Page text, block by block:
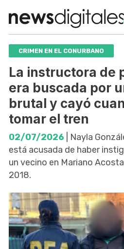
CRIMEN EN EL CONURBANO
La instructora de
era buscada por
brutal y cayó
tomar el tren
02/07/2026 | Nayla
está acusada de haber
un vecino en Mariano
2018.